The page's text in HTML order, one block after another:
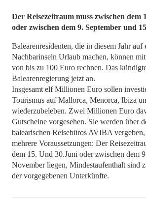
Der Reisezeitraum muss zwischen dem
oder zwischen dem 9. September und
Balearenresidenten, die in diesem Jahr auf
Nachbarinseln Urlaub machen, können
von bis zu 100 Euro rechnen. Das
Balearenregierung jetzt an.
Insgesamt elf Millionen Euro sollen
Tourismus auf Mallorca, Menorca, Ibiza
wiederzubeleben. Zwei Millionen Euro
Gutscheine vorgesehen. Sie werden über
balearischen Reisebüros AVIBA
mehrere Voraussetzungen: Der
dem 15. Und 30.Juni oder zwischen dem
November liegen, Mindestaufenthalt sind
der vorgegebenen Unterkünfte.